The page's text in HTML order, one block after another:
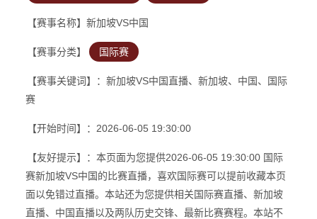
【赛事名称】新加坡VS中国
【赛事分类】 国际赛
【赛事关键词】：新加坡VS中国直播、新加坡、中国、国际
赛
【开始时间】：2026-06-05 19:30:00
【友好提示】：本页面为您提供2026-06-05 19:30:00 国际
赛新加坡VS中国的比赛直播，喜欢国际赛可以提前收藏本页
面以免错过直播。本站还为您提供相关国际赛直播、新加坡
直播、中国直播以及两队历史交锋、最新比赛赛程。本站不